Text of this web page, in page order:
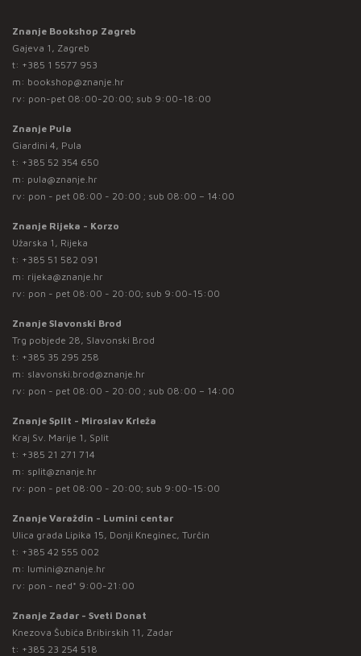
Znanje Bookshop Zagreb
Gajeva 1, Zagreb
t: +385 1 5577 953
m: bookshop@znanje.hr
rv: pon-pet 08:00-20:00; sub 9:00-18:00
Znanje Pula
Giardini 4, Pula
t: +385 52 354 650
m: pula@znanje.hr
rv: pon - pet 08:00 - 20:00 ; sub 08:00 – 14:00
Znanje Rijeka - Korzo
Užarska 1, Rijeka
t: +385 51 582 091
m: rijeka@znanje.hr
rv: pon - pet 08:00 - 20:00; sub 9:00-15:00
Znanje Slavonski Brod
Trg pobjede 28, Slavonski Brod
t: +385 35 295 258
m: slavonski.brod@znanje.hr
rv: pon - pet 08:00 - 20:00 ; sub 08:00 – 14:00
Znanje Split - Miroslav Krleža
Kraj Sv. Marije 1, Split
t: +385 21 271 714
m: split@znanje.hr
rv: pon - pet 08:00 - 20:00; sub 9:00-15:00
Znanje Varaždin - Lumini centar
Ulica grada Lipika 15, Donji Kneginec, Turčin
t: +385 42 555 002
m: lumini@znanje.hr
rv: pon - ned* 9:00-21:00
Znanje Zadar - Sveti Donat
Knezova Šubića Bribirskih 11, Zadar
t: +385 23 254 518